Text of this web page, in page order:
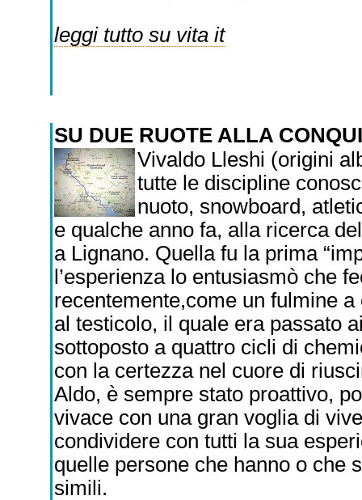
leggi tutto su vita it
SU DUE RUOTE ALLA
Vivaldo Lleshi (origini
tutte le discipline
nuoto, snowboard,
e qualche anno fa, alla ricerca
a Lignano. Quella fu la prima
l’esperienza lo entusiasmò che
recentemente,come un fulmine
al testicolo, il quale era passato
sottoposto a quattro cicli di
con la certezza nel cuore di
Aldo, è sempre stato proattivo,
vivace con una gran voglia di
condividere con tutti la sua
quelle persone che hanno o che
simili.